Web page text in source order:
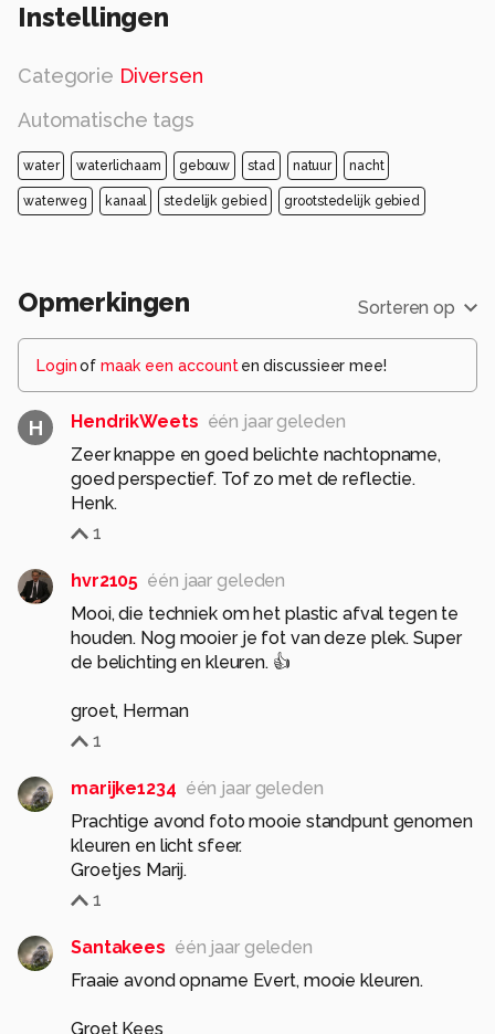
tegengehouden en opgevangen in een
water en de
de mogelijkheden om zulke ""luchtbellen
schermen"" op nog vijf plaatsen aan te leggen.
Bron : RTL news.
Instellingen
Categorie Diversen
Automatische tags
water waterlichaam gebouw stad natuur nacht
waterweg kanaal stedelijk gebied grootstedelijk gebied
Opmerkingen Sorteren op
Loginof maak een account en discussieer mee!
H HendrikWeets één jaar geleden
Zeer knappe en goed belichte nachtopname,
goed perspectief. Tof zo met de reflectie.
Henk.
1
hvr2105 één jaar geleden
Mooi, die techniek om het plastic afval tegen te
houden. Nog mooier je fot van deze plek. Super
de belichting en kleuren. 👍
groet, Herman
1
marijke1234 één jaar geleden
Prachtige avond foto mooie standpunt genomen
kleuren en licht sfeer.
Groetjes Marij.
1
Santakees één jaar geleden
Fraaie avond opname Evert, mooie kleuren.
Groet Kees